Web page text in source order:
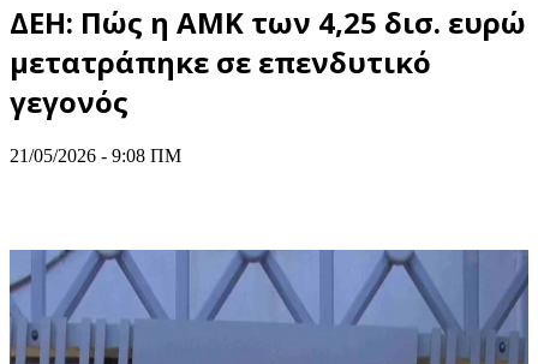
ΔΕΗ: Πώς η ΑΜΚ των 4,25 δισ. ευρώ
μετατράπηκε σε επενδυτικό
γεγονός
21/05/2026 - 9:08 ΠΜ